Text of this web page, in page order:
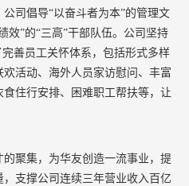
公司倡导“以奋斗者为本”的管理文
效”的“三高”干部队伍。公司坚持
善员工关怀体系，包括形式多样
活动、海外人员家访慰问、丰富
住行安排、困难职工帮扶等，让
聚集，为华友创造一流事业，提
支撑公司连续三年营业收入百亿